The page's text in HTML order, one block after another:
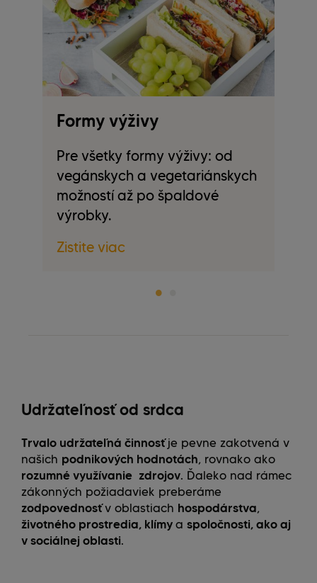
Formy výživy
Pre všetky formy výživy: od
vegánskych a vegetariánskych
možností až po špaldové
výrobky.
Zistite viac
Udržateľnosť od srdca
Trvalo udržateľná činnosťje pevne zakotvená v
našich podnikových hodnotách, rovnako ako
rozumné využívanie zdrojov. Ďaleko nad rámec
zákonných požiadaviek preberáme
zodpovednosťv oblastiach hospodárstva,
životného prostredia, klímy a spoločnosti, ako aj
v sociálnej oblasti.